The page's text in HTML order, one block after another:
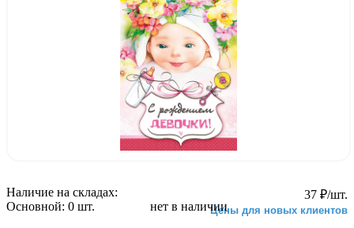
37 ₽/шт.
Цены для новых клиентов
нет в наличии
Наличие на складах:
Основной: 0 шт.